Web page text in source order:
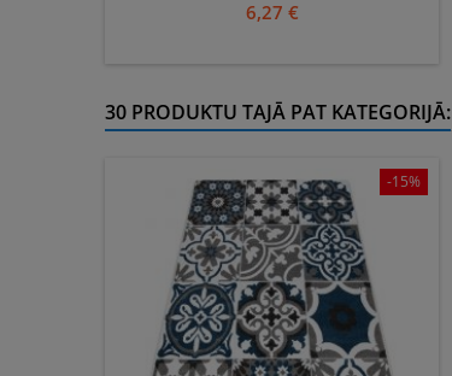
100% gumijas
6,27 €
30 PRODUKTU TAJĀ PAT KATEGORIJĀ:
-15%